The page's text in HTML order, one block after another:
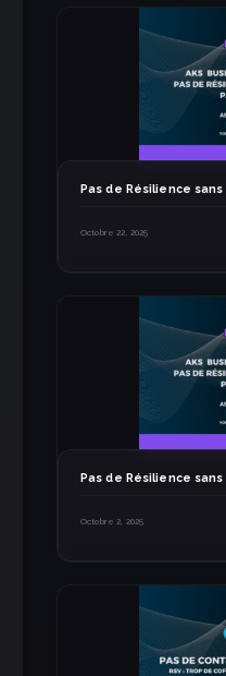
Pas de Résilience
Octobre 22, 2025
Pas de Résilience
Octobre 2, 2025